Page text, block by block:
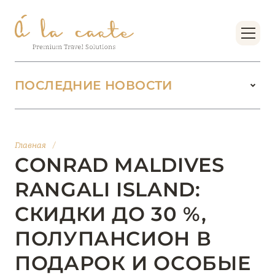
Главная /
CONRAD MALDIVES
RANGALI ISLAND:
СКИДКИ ДО 30 %,
ПОЛУПАНСИОН В
ПОДАРОК И ОСОБЫЕ
ПОСЛЕДНИЕ НОВОСТИ
БУТИК-КУРОРТЫ МАЛЬДИВСКИХ ОСТРОВОВ
Подробнее
01 июня 2026
JUMEIRAH OLHAHALI ISLAND MALDIVES: ВАШ
ОАЗИС ТЕПЛА И ИЗЫСКАННОСТИ